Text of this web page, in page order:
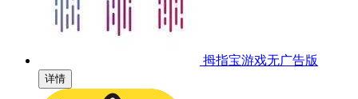
拇指宝游戏无广告版
详情